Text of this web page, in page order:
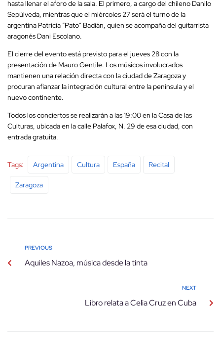
hasta llenar el aforo de la sala. El primero, a cargo del chileno Danilo
Sepúlveda, mientras que el miércoles 27 será el turno de la
argentina Patricia “Pato” Badián, quien se acompaña del guitarrista
aragonés Dani Escolano.
El cierre del evento está previsto para el jueves 28 con la
presentación de Mauro Gentile. Los músicos involucrados
mantienen una relación directa con la ciudad de Zaragoza y
procuran afianzar la integración cultural entre la península y el
nuevo continente.
Todos los conciertos se realizarán a las 19:00 en la Casa de las
Culturas, ubicada en la calle Palafox, N. 29 de esa ciudad, con
entrada gratuita.
Tags: Argentina Cultura España Recital
Zaragoza
PREVIOUS
Aquiles Nazoa, música desde la tinta
NEXT
Libro relata a Celia Cruz en Cuba